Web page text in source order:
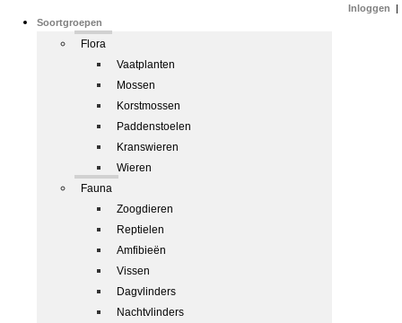
Soortgroepen
Flora
Vaatplanten
Mossen
Korstmossen
Paddenstoelen
Kranswieren
Wieren
Fauna
Zoogdieren
Reptielen
Amfibieën
Vissen
Dagvlinders
Nachtvlinders
Inloggen |